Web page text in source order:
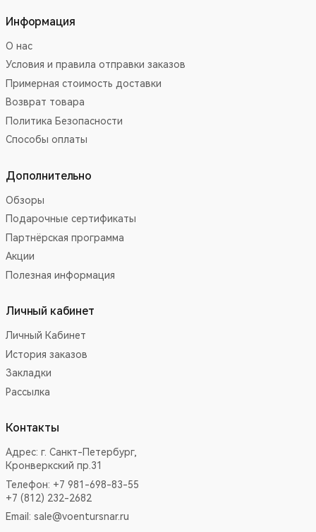
Информация
О нас
Условия и правила отправки заказов
Примерная стоимость доставки
Возврат товара
Политика Безопасности
Способы оплаты
Дополнительно
Обзоры
Подарочные сертификаты
Партнёрская программа
Акции
Полезная информация
Личный кабинет
Личный Кабинет
История заказов
Закладки
Рассылка
Контакты
Адрес: г. Санкт-Петербург,
Кронверкский пр.31
Телефон: +7 981-698-83-55
+7 (812) 232-2682
Email: sale@voentursnar.ru